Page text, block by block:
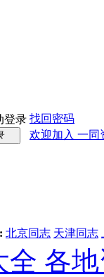
登录 找回密码
欢迎加入 一同
北京同志 天津同志
全 各